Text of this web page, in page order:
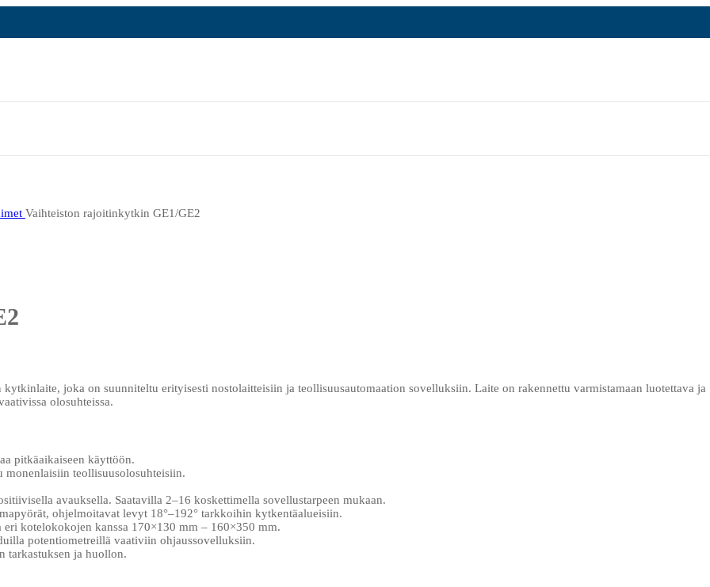
Vaihteiston rajoitinkytkin GE1/GE2
joka on suunniteltu erityisesti nostolaitteisiin ja teollisuusautomaation sovelluksiin. Laite on rakennettu varmistamaan luotettava ja
olosuhteissa.
pitkäaikaiseen käyttöön.
teollisuusolosuhteisiin.
avauksella. Saatavilla 2–16 koskettimella sovellustarpeen mukaan.
ohjelmoitavat levyt 18°–192° tarkkoihin kytkentäalueisiin.
kotelokokojen kanssa 170×130 mm – 160×350 mm.
potentiometreillä vaativiin ohjaussovelluksiin.
tarkastuksen ja huollon.